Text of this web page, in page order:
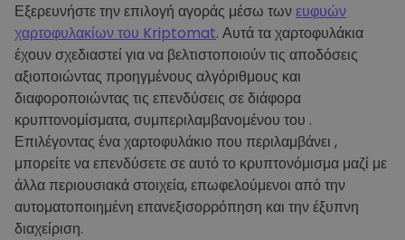
Εξερευνήστε την επιλογή αγοράς μέσω τωνευφυών
χαρτοφυλακίων του Kriptomat. Αυτά τα χαρτοφυλάκια
έχουν σχεδιαστεί για να βελτιστοποιούν τις αποδόσεις
αξιοποιώντας προηγμένους αλγόριθμους και
διαφοροποιώντας τις επενδύσεις σε διάφορα
κρυπτονομίσματα, συμπεριλαμβανομένου του .
Επιλέγοντας ένα χαρτοφυλάκιο που περιλαμβάνει ,
μπορείτε να επενδύσετε σε αυτό το κρυπτονόμισμα μαζί με
άλλα περιουσιακά στοιχεία, επωφελούμενοι από την
αυτοματοποιημένη επανεξισορρόπηση και την έξυπνη
διαχείριση.